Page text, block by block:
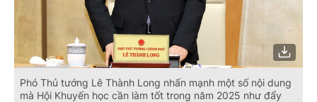
Phó Thủ tướng Lê Thành Long nhấn mạnh một số nội dung
mà Hội Khuyến học cần làm tốt trong năm 2025 như đẩy